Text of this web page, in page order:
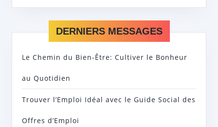
DERNIERS MESSAGES
Le Chemin du Bien-Être: Cultiver le Bonheur
au Quotidien
Trouver l’Emploi Idéal avec le Guide Social des
Offres d’Emploi